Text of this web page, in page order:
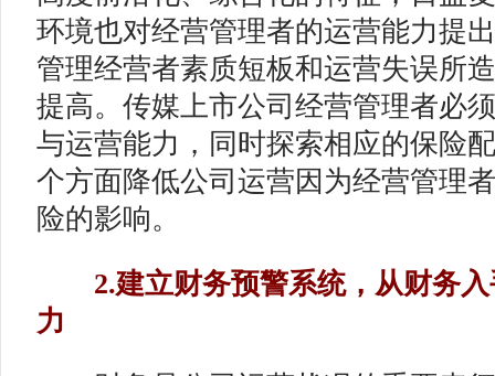
环境也对经营管理者的运营能力提
管理经营者素质短板和运营失误所
提高。传媒上市公司经营管理者必
与运营能力，同时探索相应的保险
个方面降低公司运营因为经营管理
险的影响。
2.建立财务预警系统，从财务入
力